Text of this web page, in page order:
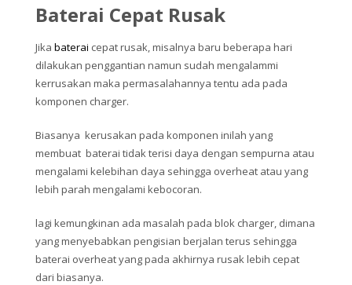
Baterai Cepat Rusak
Jika baterai cepat rusak, misalnya baru beberapa hari
dilakukan penggantian namun sudah mengalammi
kerrusakan maka permasalahannya tentu ada pada
komponen charger.
Biasanya kerusakan pada komponen inilah yang
membuat baterai tidak terisi daya dengan sempurna atau
mengalami kelebihan daya sehingga overheat atau yang
lebih parah mengalami kebocoran.
lagi kemungkinan ada masalah pada blok charger, dimana
yang menyebabkan pengisian berjalan terus sehingga
baterai overheat yang pada akhirnya rusak lebih cepat
dari biasanya.